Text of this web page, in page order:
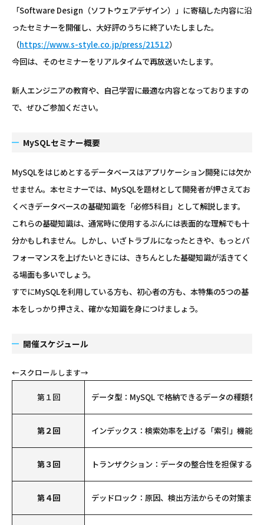
「Software Design（ソフトウェアデザイン）」に寄稿した内容に沿
ったセミナーを開催し、大好評のうちに終了いたしました。
（https://www.s-style.co.jp/press/21512）
今回は、そのセミナーをリアルタイムで再放送いたします。
新人エンジニアの教育や、自己学習に最適な内容となっておりますの
で、ぜひご参加ください。
MySQLセミナー概要
MySQLをはじめとするデータベースはアプリケーション開発には欠か
せません。本セミナーでは、MySQLを題材として開発者が押さえてお
くべきデータベースの基礎知識を「必修5科目」として解説します。
これらの基礎知識は、通常時に使用するぶんには表面的な理解でも十
分かもしれません。しかし、いざトラブルになったときや、もっとパ
フォーマンスを上げたいときには、きちんとした基礎知識が活きてく
る場面も多いでしょう。
すでにMySQLを利用している方も、初心者の方も、本特集の5つの基
本をしっかり押さえ、確かな知識を身につけましょう。
開催スケジュール
第１回 データ型：MySQL で格納できるデータの種類を
第２回 インデックス：検索効率を上げる「索引」機能の
第３回 トランザクション：データの整合性を担保するし
第４回 デッドロック：原因、検出方法からその対策まで